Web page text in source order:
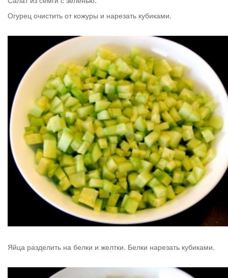
Огурец очистить от кожуры и нарезать кубиками.
Яйца разделить на белки и желтки. Белки нарезать кубиками.